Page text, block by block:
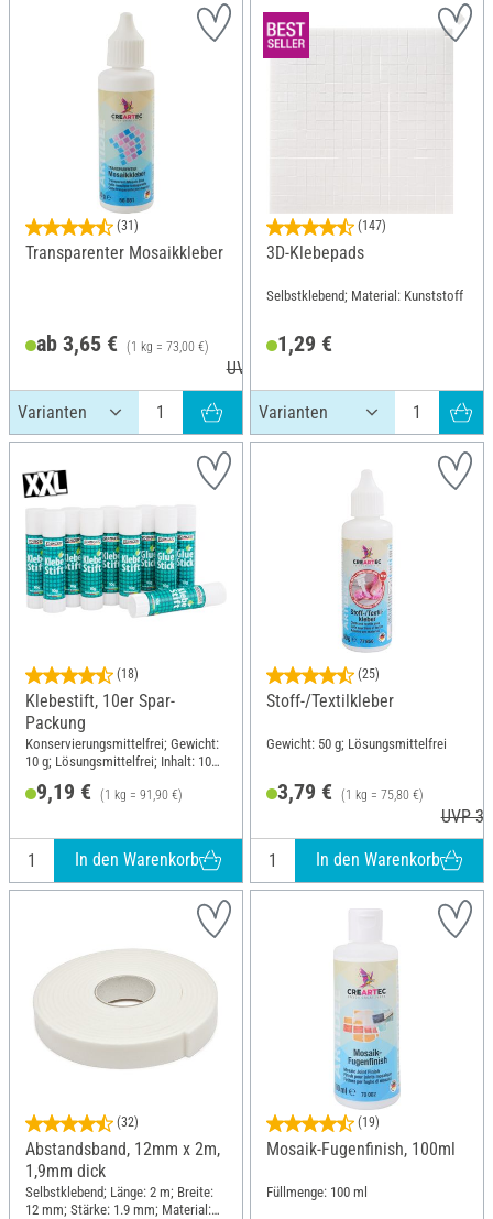
(31)
Transparenter Mosaikkleber
ab 3,65 € (1 kg = 73,00 €)
UVP 3,95 €
(147)
3D-Klebepads
Selbstklebend; Material: Kunststoff
1,29 €
(18)
Klebestift, 10er Spar-
Packung
Konservierungsmittelfrei; Gewicht:
10 g; Lösungsmittelfrei; Inhalt: 10
9,19 € (1 kg = 91,90 €)
In den Warenkorb
(25)
Stoff-/Textilkleber
Gewicht: 50 g; Lösungsmittelfrei
3,79 € (1 kg = 75,80 €)
UVP
In den Warenkorb
(32)
Abstandsband, 12mm x 2m,
1,9mm dick
Selbstklebend; Länge: 2 m; Breite:
12 mm; Stärke: 1.9 mm; Material:
(19)
Mosaik-Fugenfinish, 100ml
Füllmenge: 100 ml